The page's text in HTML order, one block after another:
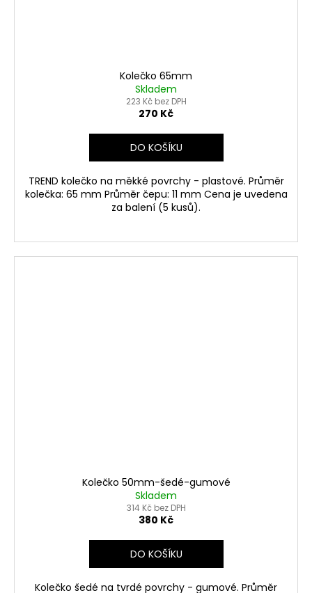
Kolečko 65mm
Skladem
223 Kč bez DPH
270 Kč
DO KOŠÍKU
TREND kolečko na měkké povrchy - plastové. Průměr
kolečka: 65 mm Průměr čepu: 11 mm Cena je uvedena
za balení (5 kusů).
Kolečko 50mm-šedé-gumové
Skladem
314 Kč bez DPH
380 Kč
DO KOŠÍKU
Kolečko šedé na tvrdé povrchy - gumové. Průměr